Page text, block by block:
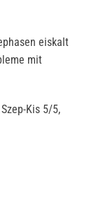
eiskalt
mit
Kis 5/5,